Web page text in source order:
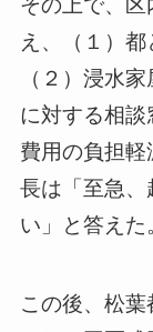
え、（１）
（２）浸水
に対する相
費用の負担
長は「至急
い」と答えた。
この後、松